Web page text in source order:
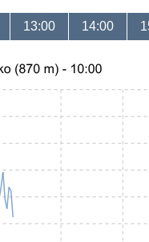
13:00 14:00